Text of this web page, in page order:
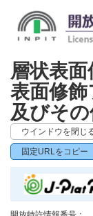
層状表
表面修
及びその
ウインドウを閉じ
固定URLをコピー